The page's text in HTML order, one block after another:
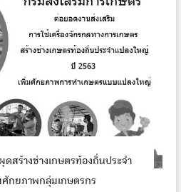
ดสร้างช่างเกษตรท้องถิ่นประจำ
กยภาพกลุ่มเกษตรกร